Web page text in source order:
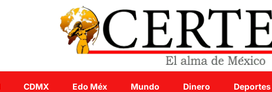
CDMX Edo Méx Mundo Dinero Deportes